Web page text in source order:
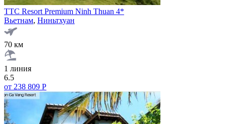
TTC Resort Premium Ninh Thuan 4*
Вьетнам, Ниньтхуан
70 км
1 линия
6.5
от 238 809 Р